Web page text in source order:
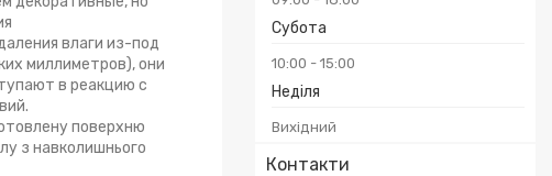
Субота
10:00 15:00
Неділя
Вихідний
Контакти
влаги из-под
миллиметров), они
в реакцию с
поверхню
з навколишнього